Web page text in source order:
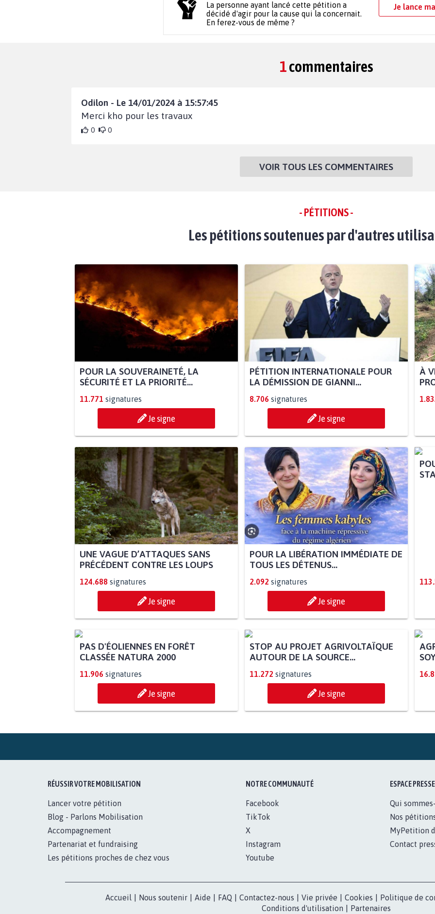
La personne ayant lancé cette pétition a
décidé d'agir pour la cause qui la concernait.
En ferez-vous de même ?
Je lance
1commentaires
Odilon - Le 14/01/2024 à 15:57:45
Merci kho pour les travaux
0 0
VOIR TOUS LES COMMENTAIRES
- PÉTITIONS -
Les pétitions soutenues par d'autres
POUR LA SOUVERAINETÉ, LA
SÉCURITÉ ET LA PRIORITÉ...
11.771 signatures
Je signe
PÉTITION INTERNATIONALE POUR
LA DÉMISSION DE GIANNI...
8.706 signatures
Je signe
À
UNE VAGUE D’ATTAQUES SANS
PRÉCÉDENT CONTRE LES LOUPS
124.688 signatures
Je signe
POUR LA LIBÉRATION IMMÉDIATE DE
TOUS LES DÉTENUS...
2.092 signatures
Je signe
PAS D'ÉOLIENNES EN FORÊT
CLASSÉE NATURA 2000
11.906 signatures
Je signe
STOP AU PROJET AGRIVOLTAÏQUE
AUTOUR DE LA SOURCE...
11.272 signatures
Je signe
RÉUSSIR VOTRE MOBILISATION
Lancer votre pétition
Blog - Parlons Mobilisation
Accompagnement
Partenariat et fundraising
Les pétitions proches de chez vous
NOTRE COMMUNAUTÉ
Facebook
TikTok
X
Instagram
Youtube
ESPACE PRESSE
Qui
Nos
MyPetition
Contact
Accueil Nous soutenir Aide FAQ Contactez-nous Vie privée Cookies Politique de
Conditions d'utilisation
Partenaires